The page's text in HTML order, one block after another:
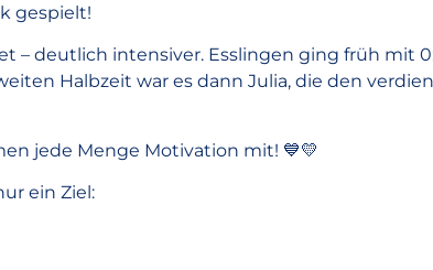
gespielt!
– deutlich intensiver. Esslingen ging früh mit
Halbzeit war es dann Julia, die den
jede Menge Motivation mit! 💙💛
ein Ziel: